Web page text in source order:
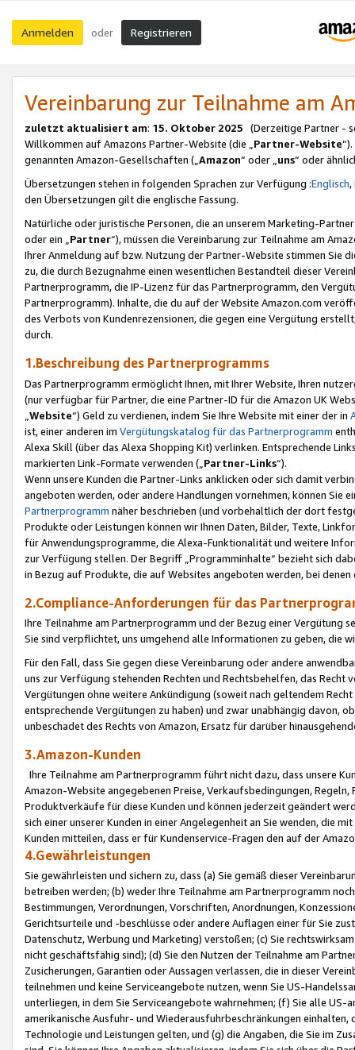
Anmelden oder Registrieren
Vereinbarung zur Teilnahme am
zuletzt aktualisiert am: 15. Oktober 2025 (Derzeitige Partner -
Willkommen auf Amazons Partner-Website (die „Partner-Website
genannten Amazon-Gesellschaften („Amazon“ oder „uns“ oder
Übersetzungen stehen in folgenden Sprachen zur Verfügung :Englisch,
den Übersetzungen gilt die englische Fassung.
Natürliche oder juristische Personen, die an unserem Marketing-
oder ein „Partner“), müssen die Vereinbarung zur Teilnahme am
Ihrer Anmeldung auf bzw. Nutzung der Partner-Website stimmen Sie
zu, die durch Bezugnahme einen wesentlichen Bestandteil dieser
Partnerprogramm, die IP-Lizenz für das Partnerprogramm, den
Partnerprogramm). Inhalte, die du auf der Website Amazon.com
des Verbots von Kundenrezensionen, die gegen eine Vergütung
durch.
1.Beschreibung des Partnerprogramms
Das Partnerprogramm ermöglicht Ihnen, mit Ihrer Website, Ihren
(nur verfügbar für Partner, die eine Partner-ID für die Amazon UK
Website“) Geld zu verdienen, indem Sie Ihre Website mit einer der in
ist, einer anderen im Vergütungskatalog für das Partnerprogramm
Alexa Skill (über das Alexa Shopping Kit) verlinken. Entsprechende
markierten Link-Formate verwenden („ Partner-Links“).
Wenn unsere Kunden die Partner-Links anklicken oder sich damit
angeboten werden, oder andere Handlungen vornehmen, können Sie
Partnerprogramm näher beschrieben (und vorbehaltlich der dort
Produkte oder Leistungen können wir Ihnen Daten, Bilder, Texte,
für Anwendungsprogramme, die Alexa-Funktionalität und weitere
zur Verfügung stellen. Der Begriff „Programminhalte“ bezieht sich
in Bezug auf Produkte, die auf Websites angeboten werden, bei
2.Compliance-Anforderungen für das
Ihre Teilnahme am Partnerprogramm und der Bezug einer Vergütung
Sie sind verpflichtet, uns umgehend alle Informationen zu geben, die
Für den Fall, dass Sie gegen diese Vereinbarung oder andere
uns zur Verfügung stehenden Rechten und Rechtsbehelfen, das
Vergütungen ohne weitere Ankündigung (soweit nach geltendem
entsprechende Vergütungen zu haben) und zwar unabhängig davon,
unbeschadet des Rechts von Amazon, Ersatz für darüber
3.Amazon-Kunden
Ihre Teilnahme am Partnerprogramm führt nicht dazu, dass unsere
Amazon-Website angegebenen Preise, Verkaufsbedingungen,
Produktverkäufe für diese Kunden und können jederzeit geändert
sich einer unserer Kunden in einer Angelegenheit an Sie wenden, die
Kunden mitteilen, dass er für Kundenservice-Fragen den auf der
4.Gewährleistungen
Sie gewährleisten und sichern zu, dass (a) Sie gemäß dieser
betreiben werden; (b) weder Ihre Teilnahme am Partnerprogramm
Bestimmungen, Verordnungen, Vorschriften, Anordnungen,
Gerichtsurteile und -beschlüsse oder andere Auflagen einer für Sie
Datenschutz, Werbung und Marketing) verstoßen; (c) Sie
nicht geschäftsfähig sind); (d) Sie den Nutzen der Teilnahme am
Zusicherungen, Garantien oder Aussagen verlassen, die in dieser
teilnehmen und keine Serviceangebote nutzen, wenn Sie US-
unterliegen, in dem Sie Serviceangebote wahrnehmen; (f) Sie alle
amerikanische Ausfuhr- und Wiederausfuhrbeschränkungen
Technologie und Leistungen gelten, und (g) die Angaben, die Sie im